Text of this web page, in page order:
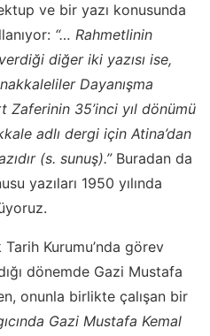
ve bir yazı konusunda
“… Rahmetlinin
verdiği diğer iki yazısı ise,
Dayanışma
Zaferinin 35’inci yıl dönümü
adlı dergi için Atina’dan
(s. sunuş).”Buradan da
yazıları 1950 yılında
Tarih Kurumu’nda görev
dönemde Gazi Mustafa
onunla birlikte çalışan bir
Gazi Mustafa Kemal